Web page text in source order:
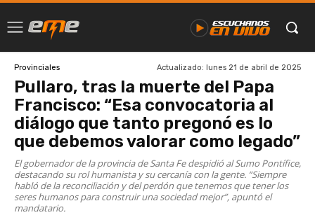
Provinciales Actualizado: lunes 21 de abril de 2025
Pullaro, tras la muerte del Papa
Francisco: “Esa convocatoria al
diálogo que tanto pregonó es lo
que debemos valorar como legado”
El gobernador de la provincia de Santa Fe despidió al Sumo Pontífice,
destacando su rol humanista y su cercanía con la gente. “Siempre
habló de la reconciliación y del perdón que tenemos que tener los
seres humanos para construir una sociedad mejor”, apuntó el
mandatario.